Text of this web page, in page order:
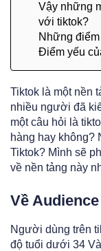
Vậy những
với tiktok?
Những
Điểm yếu
Tiktok là một nền
nhiều người đã
một câu hỏi là
hàng hay không?
Tiktok? Mình sẽ
về nền tảng này
Về
Người dùng trên
độ tuổi dưới 34